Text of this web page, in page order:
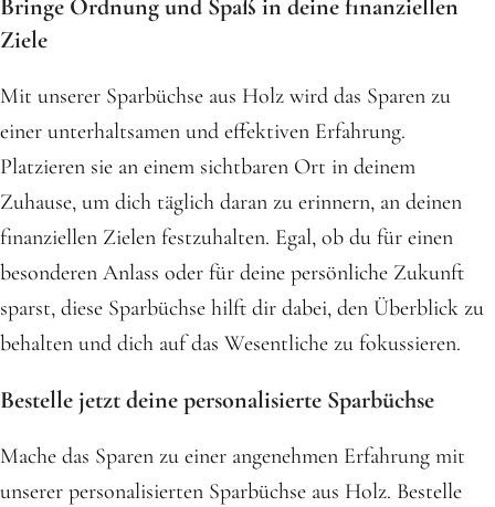
Bringe Ordnung und Spaß in deine finanziellen
Ziele
Mit unserer Sparbüchse aus Holz wird das Sparen zu
einer unterhaltsamen und effektiven Erfahrung.
Platzieren sie an einem sichtbaren Ort in deinem
Zuhause, um dich täglich daran zu erinnern, an deinen
finanziellen Zielen festzuhalten. Egal, ob du für einen
besonderen Anlass oder für deine persönliche Zukunft
sparst, diese Sparbüchse hilft dir dabei, den Überblick zu
behalten und dich auf das Wesentliche zu fokussieren.
Bestelle jetzt deine personalisierte Sparbüchse
Mache das Sparen zu einer angenehmen Erfahrung mit
unserer personalisierten Sparbüchse aus Holz. Bestelle